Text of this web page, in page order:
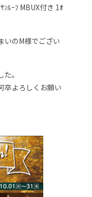
ﾙｰﾌ MBUX付き 1ｵ
いのM様でござい
。
卒よろしくお願い